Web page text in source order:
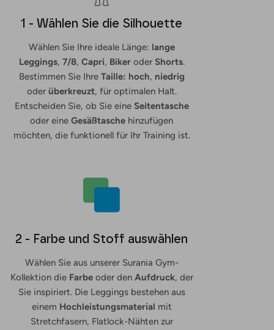
1 - Wählen Sie die Silhouette
Wählen Sie Ihre ideale Länge: lange
Leggings, 7/8, Capri, Bikeroder Shorts.
Bestimmen Sie Ihre Taille: hoch, niedrig
oder überkreuzt, für optimalen Halt.
Entscheiden Sie, ob Sie eine Seitentasche
oder eine Gesäßtasche hinzufügen
möchten, die funktionell für Ihr Training ist.
2 - Farbe und Stoff auswählen
Wählen Sie aus unserer Surania Gym-
Kollektion die Farbeoder den Aufdruck, der
Sie inspiriert. Die Leggings bestehen aus
einem Hochleistungsmaterial mit
Stretchfasern, Flatlock-Nähten zur